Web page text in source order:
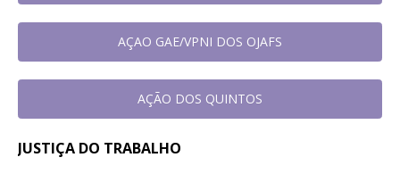
AÇAO GAE/VPNI DOS OJAFS
AÇÃO DOS QUINTOS
JUSTIÇA DO TRABALHO